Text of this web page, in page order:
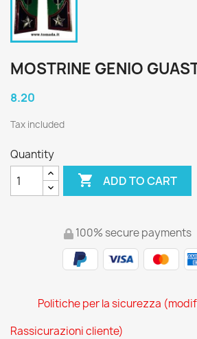
MOSTRINE GENIO
8.20
Tax included
Quantity
 ADD TO CART
100% secure payments
Politiche per la sicurezza
Rassicurazioni cliente)